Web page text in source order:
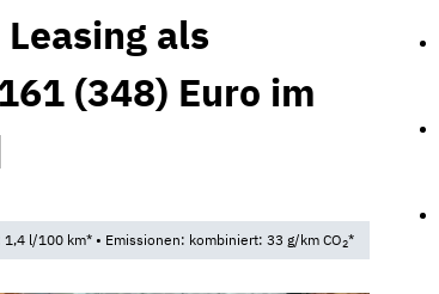
als
(348) Euro im
l/100 km* • Emissionen: kombiniert: 33 g/km CO2*